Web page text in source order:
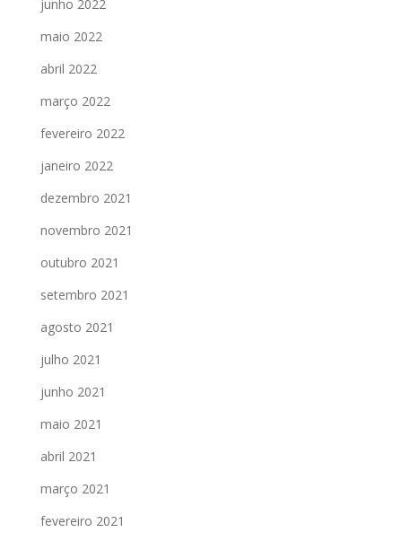
junho 2022
maio 2022
abril 2022
março 2022
fevereiro 2022
janeiro 2022
dezembro 2021
novembro 2021
outubro 2021
setembro 2021
agosto 2021
julho 2021
junho 2021
maio 2021
abril 2021
março 2021
fevereiro 2021